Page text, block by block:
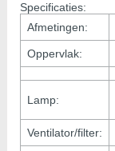
Specificaties:
Afmetingen:
Oppervlak:
Lamp:
Ventilator/filter: